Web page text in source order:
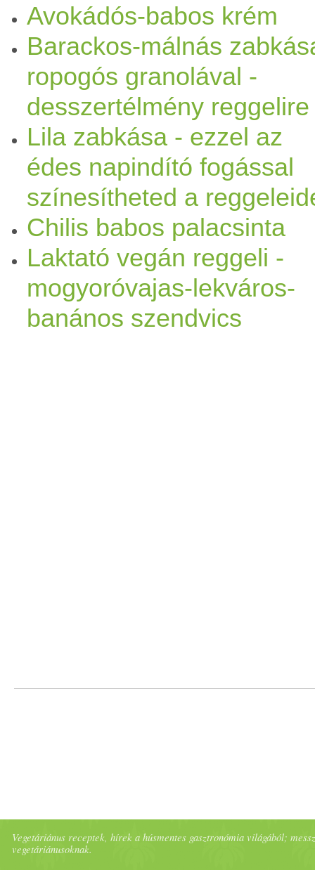
Avokádós-babos krém
Barackos-málnás
ropogós granolával -
desszertélmény reggelire
Lila zabkása - ezzel az
édes napindító fogással
színesítheted a
Chilis babos palacsinta
Laktató vegán reggeli -
mogyoróvajas-lekváros-
banános szendvics
Vegetáriánus receptek, hírek a húsmentes gasztronómia világából;
vegetáriánusoknak.